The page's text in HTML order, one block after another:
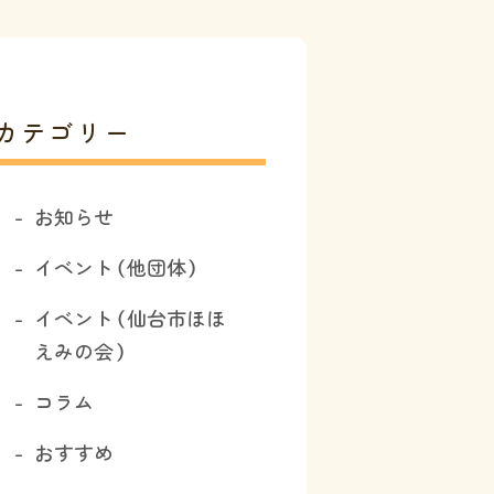
テゴリー
お知らせ
イベント（他団体）
イベント（仙台市ほほ
えみの会）
コラム
おすすめ